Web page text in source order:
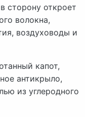
сторону откроет
волокна,
воздуховоды и
капот,
антикрыло,
из углеродного